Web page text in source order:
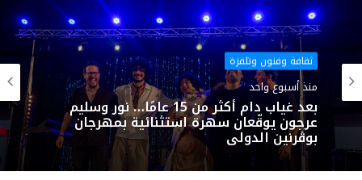
ثقافة وفنون وتلفزة
منذ أسبوع واحد
بعد غياب دام أكثر من 15 عامًا… نور وسليم
عرجون يوقّعان سهرة استثنائية بمهرجان
بوڨرنين الدولي